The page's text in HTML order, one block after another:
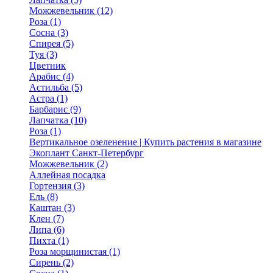
Можжевельник (12)
Роза (1)
Сосна (3)
Спирея (5)
Туя (3)
Цветник
Арабис (4)
Астильба (5)
Астра (1)
Барбарис (9)
Лапчатка (10)
Роза (1)
Вертикальное озеленение | Купить растения в магазине
Экоплант Санкт-Петербург
Можжевельник (2)
Аллейная посадка
Гортензия (3)
Ель (8)
Каштан (3)
Клен (7)
Липа (6)
Пихта (1)
Роза морщинистая (1)
Сирень (2)